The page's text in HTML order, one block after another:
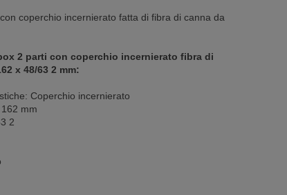
coperchio incernierato fatta di fibra di canna da
2 parti con coperchio incernierato fibra di
x 48/63 2 mm:
Coperchio incernierato
mm
2